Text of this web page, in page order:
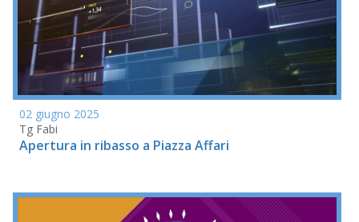
02 giugno 2025
Tg Fabi
Apertura in ribasso a Piazza Affari